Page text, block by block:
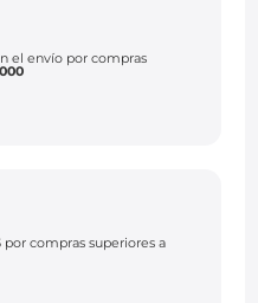
el envío por compras
por compras superiores a